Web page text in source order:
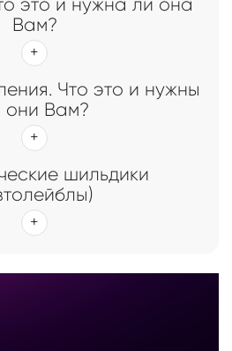
это и нужна ли она
Вам?
Что это и нужны
они Вам?
шильдики